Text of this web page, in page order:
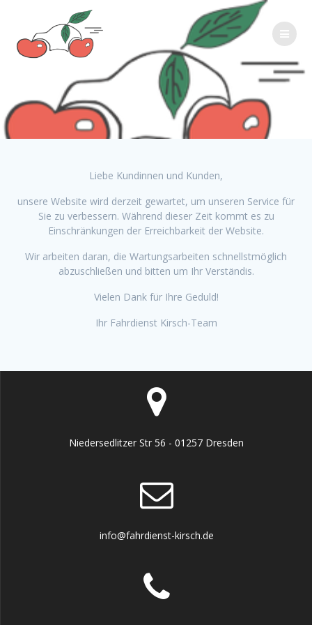
springen
Liebe Kundinnen und Kunden,
unsere Website wird derzeit gewartet, um unseren Service für
Sie zu verbessern. Während dieser Zeit kommt es zu
Einschränkungen der Erreichbarkeit der Website.
Wir arbeiten daran, die Wartungsarbeiten schnellstmöglich
abzuschließen und bitten um Ihr Verständis.
Vielen Dank für Ihre Geduld!
Ihr Fahrdienst Kirsch-Team
Niedersedlitzer Str 56 - 01257 Dresden
info@fahrdienst-kirsch.de